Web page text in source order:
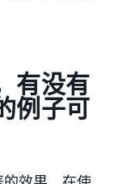
有没有
例子可